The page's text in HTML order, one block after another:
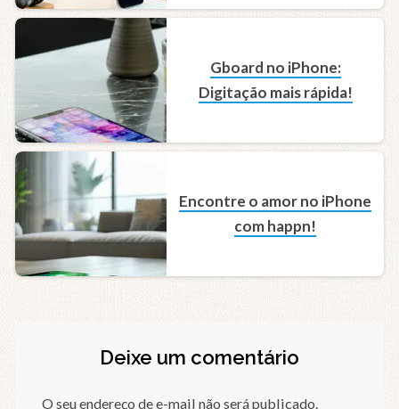
Gboard no iPhone:
Digitação mais rápida!
Encontre o amor no iPhone
com happn!
Deixe um comentário
O seu endereço de e-mail não será publicado.